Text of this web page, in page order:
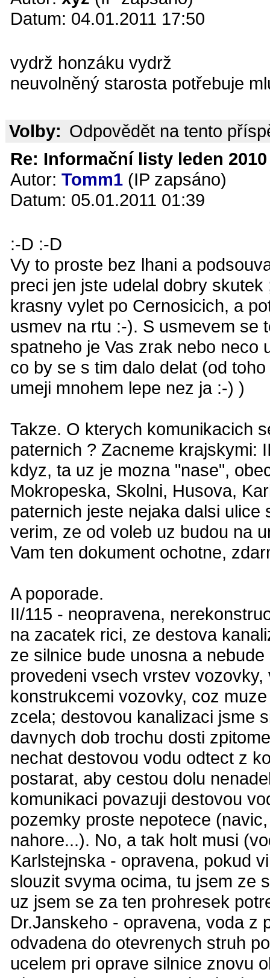
Datum: 04.01.2011 17:50
vydrž honzáku vydrž
neuvolněný starosta potřebuje
Volby: Odpovědět na tento
Re: Informační listy leden
Autor: Tomm1 (IP zapsáno)
Datum: 05.01.2011 01:39
:-D :-D
Vy to proste bez lhani a
preci jen jste udelal dobry
krasny vylet po Cernosicich, a
usmev na rtu :-). S usmevem se
spatneho je Vas zrak nebo neco
co by se s tim dalo delat (od
umeji mnohem lepe nez ja :-) )
Takze. O kterych komunikacich
paternich ? Zacneme krajskymi:
kdyz, ta uz je mozna "nase",
Mokropeska, Skolni, Husova,
paternich jeste nejaka dalsi
verim, ze od voleb uz budou na
Vam ten dokument ochotne,
A poporade.
II/115 - neopravena,
na zacatek rici, ze destova
ze silnice bude unosna a
provedeni vsech vrstev
konstrukcemi vozovky, coz
zcela; destovou kanalizaci jsme
davnych dob trochu dosti
nechat destovou vodu odtect z
postarat, aby cestou dolu
komunikaci povazuji destovou
pozemky proste nepotece
nahore...). No, a tak holt musi
Karlstejnska - opravena, pokud
slouzit svyma ocima, tu jsem ze
uz jsem se za ten prohresek
Dr.Janskeho - opravena, voda z
odvadena do otevrenych struh
ucelem pri oprave silnice znovu